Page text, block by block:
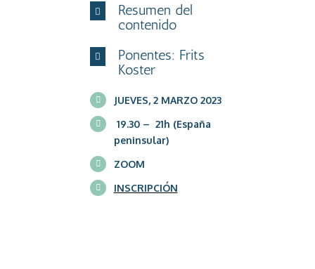
Resumen del
contenido
Ponentes: Frits
Koster
JUEVES, 2 MARZO 2023
19.30 – 21h (España
peninsular)
ZOOM
INSCRIPCIÓN